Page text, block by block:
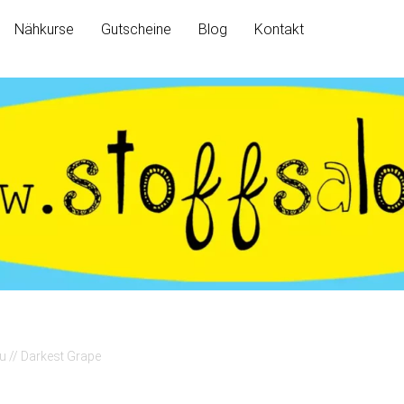
Nähkurse Gutscheine Blog Kontakt
// Darkest Grape